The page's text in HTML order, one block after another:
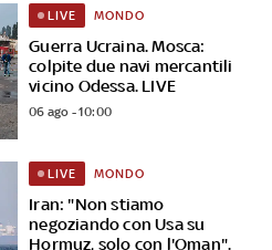
Guerra Ucraina. Mosca:
colpite due navi mercantili
vicino Odessa. LIVE
LIVE MONDO
06 ago - 10:00
Iran: "Non stiamo
negoziando con Usa su
Hormuz, solo con l'Oman".
LIVE MONDO